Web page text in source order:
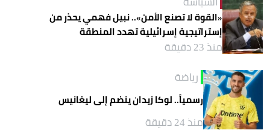
«القوة لا تصنع الأمن».. نبيل فهمي يحذر من
إستراتيجية إسرائيلية تهدد المنطقة
منذ 23 دقيقة
رياضة
رسمياً.. لوكا زيدان ينضم إلى ليغانيس
منذ 24 دقيقة